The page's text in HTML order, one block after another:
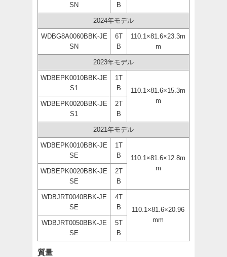
SN
B
2024年モデル
WDBG8A0060BBK-JE
SN
6T
B
110.1×81.6×23.3m
m
2023年モデル
WDBEPK0010BBK-JE
S1
1T
B
110.1×81.6×15.3m
m
WDBEPK0020BBK-JE
S1
2T
B
2021年モデル
WDBEPK0010BBK-JE
SE
1T
B
110.1×81.6×12.8m
m
WDBEPK0020BBK-JE
SE
2T
B
WDBJRT0040BBK-JE
SE
4T
B
110.1×81.6×20.96
mm
WDBJRT0050BBK-JE
SE
5T
B
質量